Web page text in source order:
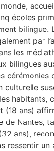
écoles
bilingue.
par
les
bilingues
cérémonies
culturelle
habitants,
(18 ans)
de Nantes,
ans),
ressentir un